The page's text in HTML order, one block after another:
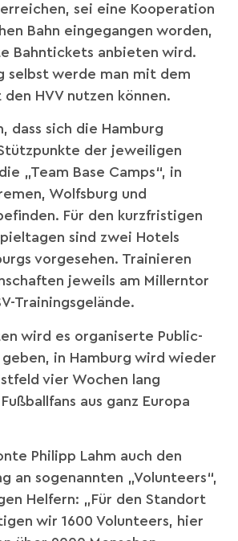
erreichen, sei eine Kooperation
Bahn eingegangen worden,
Bahntickets anbieten wird.
selbst werde man mit dem
HVV nutzen können.
dass sich die Hamburg
der jeweiligen
„Team Base Camps“, in
Wolfsburg und
Für den kurzfristigen
sind zwei Hotels
vorgesehen. Trainieren
jeweils am Millerntor
Trainingsgelände.
wird es organiserte Public-
in Hamburg wird wieder
vier Wochen lang
aus ganz Europa
Philipp Lahm auch den
an sogenannten „Volunteers“,
Helfern: „Für den Standort
wir 1600 Volunteers, hier